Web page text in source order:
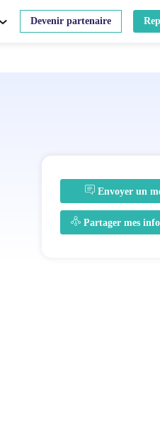
Devenir partenaire
Envoyer un
Partager mes